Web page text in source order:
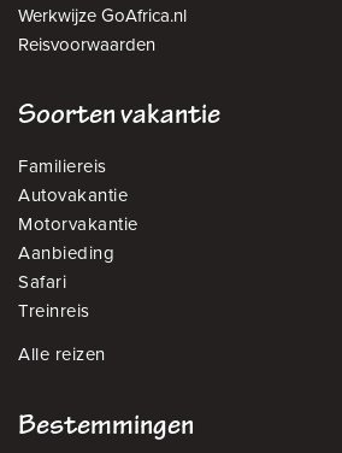
Werkwijze GoAfrica.nl
Reisvoorwaarden
Soorten vakantie
Familiereis
Autovakantie
Motorvakantie
Aanbieding
Safari
Treinreis
Alle reizen
Bestemmingen